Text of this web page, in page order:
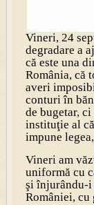
Vineri, 24
degradare a
că este una
România, că
averi
conturi în
de bugetar,
instituţie al
impune
Vineri am
uniformă cu
şi înjurându-i
României, cu